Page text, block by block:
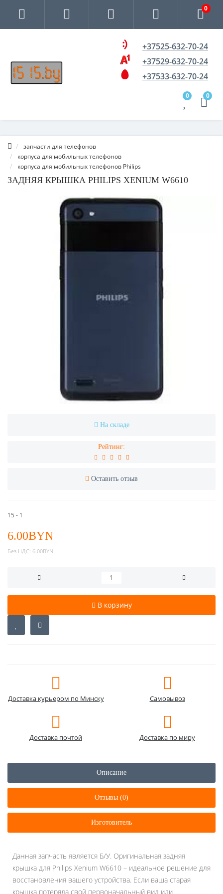
0
+37525-632-70-24
+37529-632-70-24
+37533-632-70-24
0 0
запчасти для телефонов
корпуса для мобильных телефонов
корпуса для мобильных телефонов Philips
ЗАДНЯЯ КРЫШКА PHILIPS XENIUM W6610
На складе
Рейтинг:
Оставить отзыв
15 - 1
6.00BYN
Без НДС: 6.00BYN
В корзину
Доставка курьером по Минску Самовывоз
Доставка почтой Доставка по миру
Описание
Отзывы (0)
Изготовитель
Данная запчасть является Б/У. Оригинальная задняя
крышка для Philips Xenium W6610 – идеальное решение для
восстановления вашего устройства. Если ваша старая
крышка потеряла свой первоначальный вид или